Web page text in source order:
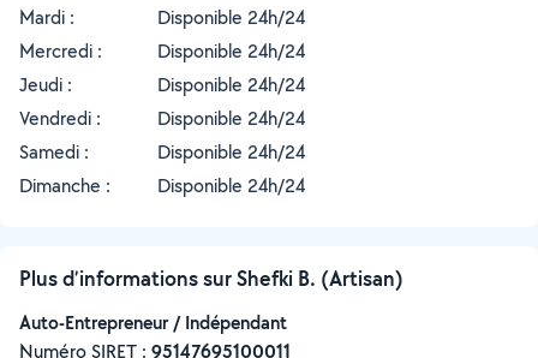
Mardi :
Disponible 24h/24
Mercredi :
Disponible 24h/24
Jeudi :
Disponible 24h/24
Vendredi :
Disponible 24h/24
Samedi :
Disponible 24h/24
Dimanche :
Disponible 24h/24
Plus d’informations sur Shefki B. (Artisan)
Auto-Entrepreneur / Indépendant
Numéro SIRET : ‍95147695100011